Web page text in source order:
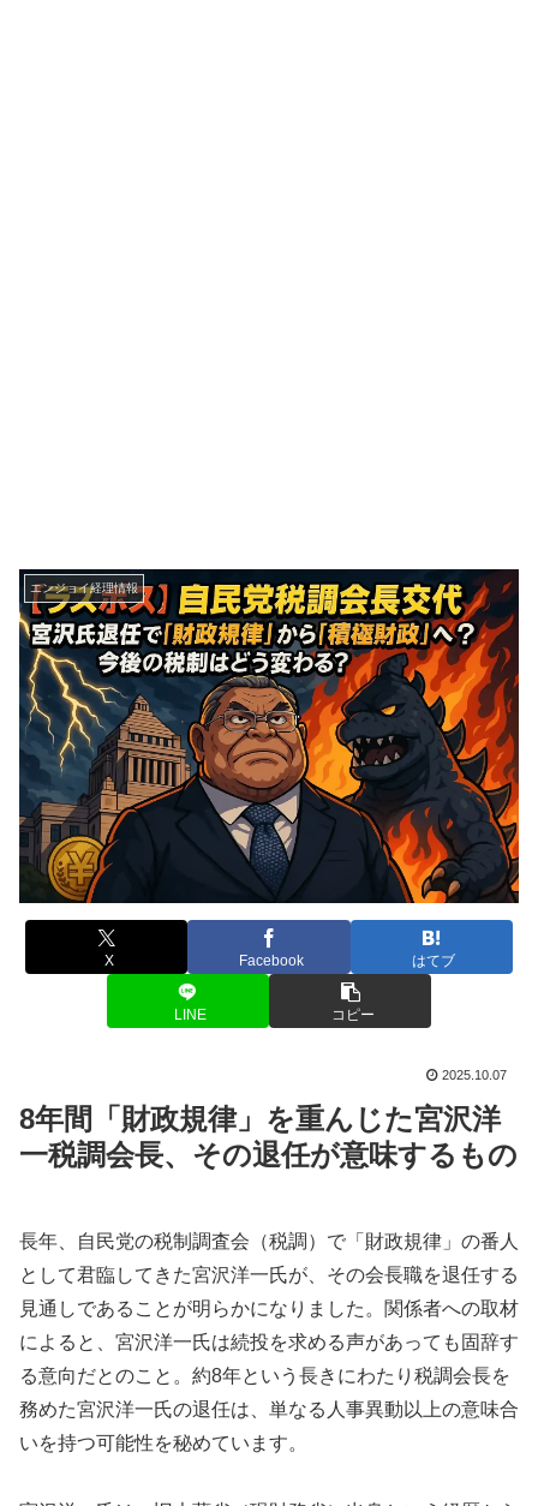
エンジョイ経理情報
X Facebook はてブ
LINE コピー
2025.10.07
8年間「財政規律」を重んじた宮沢洋
一税調会長、その退任が意味するもの
長年、自民党の税制調査会（税調）で「財政規律」の番人
として君臨してきた宮沢洋一氏が、その会長職を退任する
見通しであることが明らかになりました。関係者への取材
によると、宮沢洋一氏は続投を求める声があっても固辞す
る意向だとのこと。約8年という長きにわたり税調会長を
務めた宮沢洋一氏の退任は、単なる人事異動以上の意味合
いを持つ可能性を秘めています。